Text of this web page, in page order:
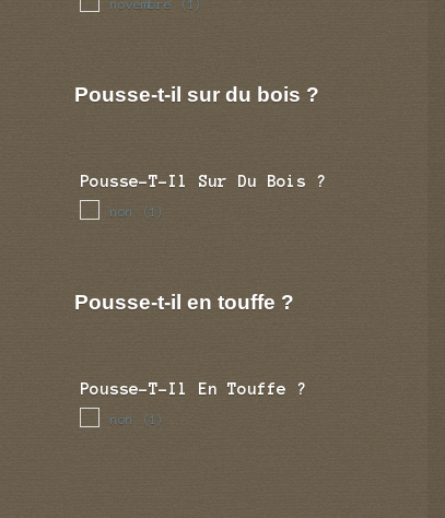
novembre (1)
Pousse-t-il sur du bois ?
Pousse-T-Il Sur Du Bois ?
non (1)
Pousse-t-il en touffe ?
Pousse-T-Il En Touffe ?
non (1)